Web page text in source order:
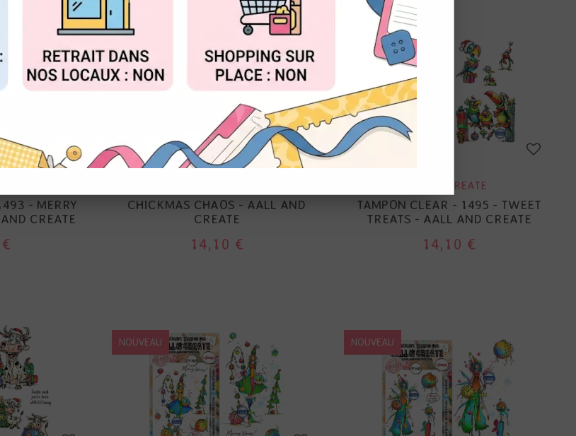
- MERRY
CREATE
NOUVEAU
AALL&CREATE
TAMPON CLEAR - 1494 -
CHICKMAS CHAOS - AALL AND
CREATE
14,10 €
NOUVEAU
AALL&CREATE
TAMPON CLEAR - 1495 - TWEET
TREATS - AALL AND CREATE
14,10 €
NOUVEAU NOUVEAU
ACCEPTER TOUT